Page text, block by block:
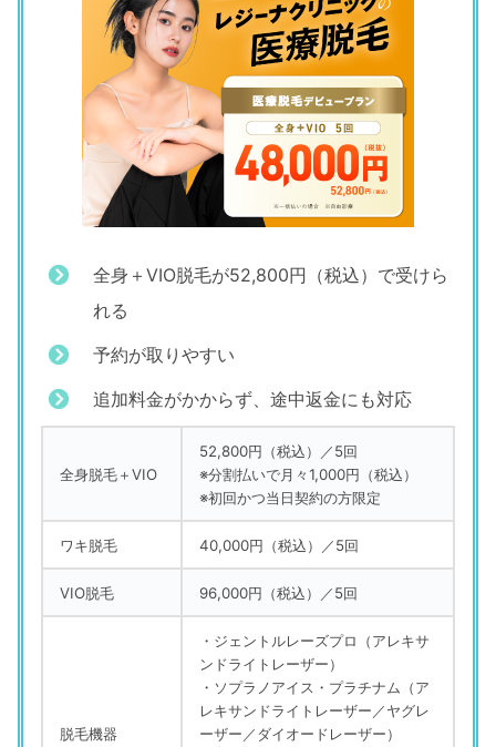
全身＋VIO脱毛が52,800円（税込）で受けら
れる
予約が取りやすい
追加料金がかからず、途中返金にも対応
全身脱毛＋VIO
52,800円（税込）／5回
※分割払いで月々1,000円（税込）
※初回かつ当日契約の方限定
ワキ脱毛 40,000円（税込）／5回
VIO脱毛 96,000円（税込）／5回
脱毛機器
・ジェントルレーズプロ（アレキサ
ンドライトレーザー）
・ソプラノアイス・プラチナム（ア
レキサンドライトレーザー／ヤグレ
ーザー／ダイオードレーザー）